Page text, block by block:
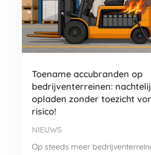
Toename accubranden op
bedrijventerreinen:
opladen zonder toezicht
risico!
NIEUWS
Op steeds meer